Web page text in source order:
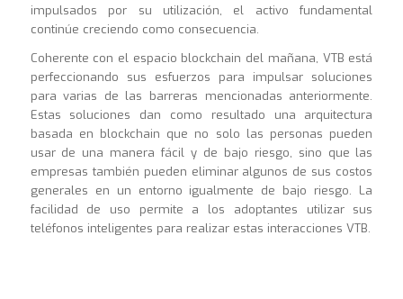
impulsados por su utilización, el activo fundamental
continúe creciendo como consecuencia.
Coherente con el espacio blockchain del mañana, VTB está
perfeccionando sus esfuerzos para impulsar soluciones
para varias de las barreras mencionadas anteriormente.
Estas soluciones dan como resultado una arquitectura
basada en blockchain que no solo las personas pueden
usar de una manera fácil y de bajo riesgo, sino que las
empresas también pueden eliminar algunos de sus costos
generales en un entorno igualmente de bajo riesgo. La
facilidad de uso permite a los adoptantes utilizar sus
teléfonos inteligentes para realizar estas interacciones VTB.